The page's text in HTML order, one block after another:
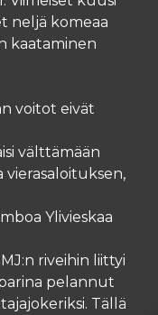
neljä komeaa
kaataminen
voitot eivät
välttämään
vierasaloituksen,
Ylivieskaa
riveihin liittyi
pelannut
Tällä